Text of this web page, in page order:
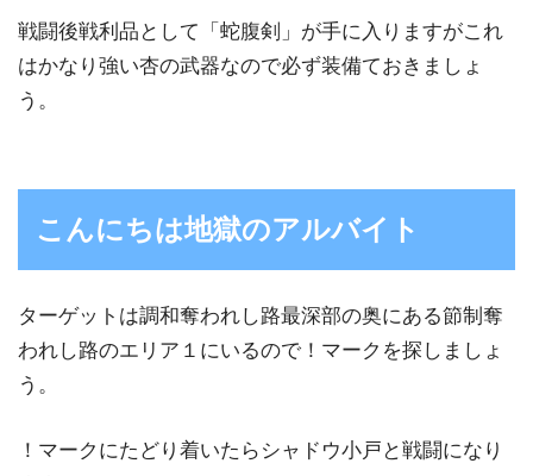
戦闘後戦利品として「蛇腹剣」が手に入りますがこれ
はかなり強い杏の武器なので必ず装備ておきましょ
う。
こんにちは地獄のアルバイト
ターゲットは調和奪われし路最深部の奥にある節制奪
われし路のエリア１にいるので！マークを探しましょ
う。
！マークにたどり着いたらシャドウ小戸と戦闘になり